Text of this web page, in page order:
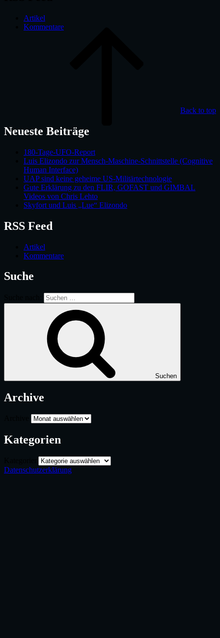
Artikel
Kommentare
Back to top
Neueste Beiträge
180-Tage-UFO-Report
Luis Elizondo zur Mensch-Maschine-Schnittstelle (Cognitive
Human Interface)
UAP sind keine geheime US-Militärtechnologie
Gute Erklärung zu den FLIR, GOFAST und GIMBAL
Videos von Chris Lehto
Skyfort und Luis „Lue“ Elizondo
RSS Feed
Artikel
Kommentare
Suche
Suchen
Archive
Kategorien
Datenschutzerklärung